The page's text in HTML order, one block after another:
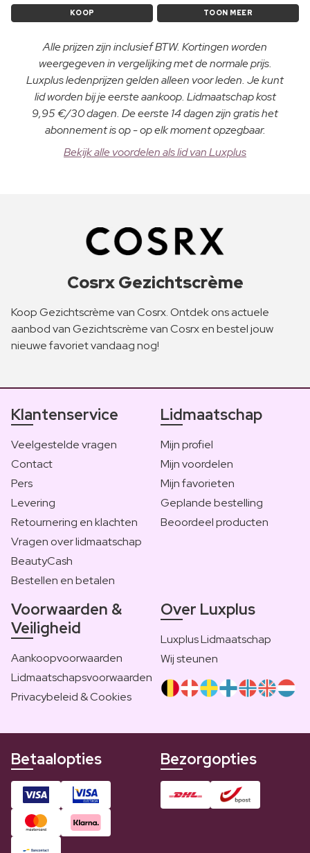
KOOP TOON MEER
Alle prijzen zijn inclusief BTW. Kortingen worden
weergegeven in vergelijking met de normale prijs.
Luxplus ledenprijzen gelden alleen voor leden. Je kunt
lid worden bij je eerste aankoop. Lidmaatschap kost
9,95 €/30 dagen. De eerste 14 dagen zijn gratis het
abonnement is op - op elk moment opzegbaar.
Bekijk alle voordelen als lid van Luxplus
Cosrx Gezichtscrème
Koop Gezichtscrème van Cosrx. Ontdek ons actuele
aanbod van Gezichtscrème van Cosrx en bestel jouw
nieuwe favoriet vandaag nog!
Klantenservice
Veelgestelde vragen
Contact
Pers
Levering
Retournering en klachten
Vragen over lidmaatschap
BeautyCash
Bestellen en betalen
Lidmaatschap
Mijn profiel
Mijn voordelen
Mijn favorieten
Geplande bestelling
Beoordeel producten
Voorwaarden &
Veiligheid
Aankoopvoorwaarden
Lidmaatschapsvoorwaarden
Privacybeleid & Cookies
Over Luxplus
Luxplus Lidmaatschap
Wij steunen
Betaalopties Bezorgopties